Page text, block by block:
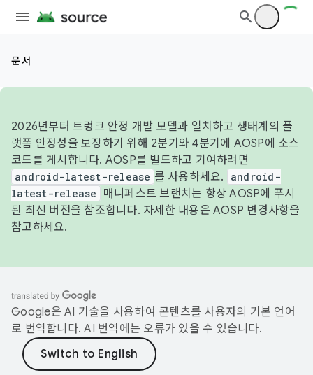
문서
2026년부터 트렁크 안정 개발 모델과 일치하고 생태계의 플
랫폼 안정성을 보장하기 위해 2분기와 4분기에 AOSP에 소스
코드를 게시합니다. AOSP를 빌드하고 기여하려면
android-latest-release 를 사용하세요.
android-
latest-release
매니페스트 브랜치는 항상 AOSP에 푸시
된 최신 버전을 참조합니다. 자세한 내용은 AOSP 변경사항을
참고하세요.
Google은 AI 기술을 사용하여 콘텐츠를 사용자의 기본 언어
로 번역합니다. AI 번역에는 오류가 있을 수 있습니다.